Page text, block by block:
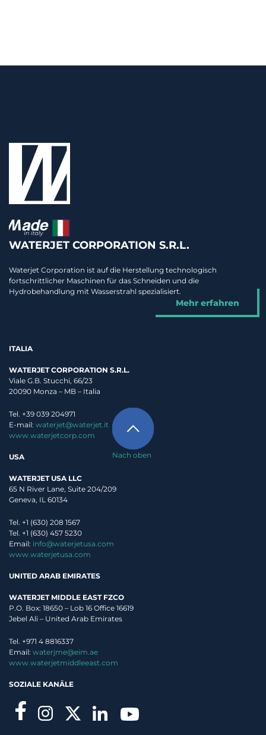
Nach oben
WATERJET CORPORATION S.R.L.
Waterjet Corporation ist auf die Herstellung technologisch
fortschrittlicher Maschinen für das Schneiden und die
Hydrobehandlung mit Wasserstrahl spezialisiert.
Mehr erfahren
ITALIA
WATERJET CORPORATION S.R.L.
Viale G.B. Stucchi, 66/23
20090 Monza – MB – Italia
Tel. +39 039 204971
E-mail: waterjet@waterjet.it
www.waterjetcorp.com
USA
WATERJET USA LLC
65 N River Lane, Suite 204/209
Geneva, IL 60134
Tel. +1 (630) 208 1567
Tel. +1 (630) 457 5230
Email: info@waterjetusa.com
www.waterjetusa.com
UNITED ARAB EMIRATES
WATERJET MIDDLE EAST FZCO
P.O. Box: 18650 – Lob 16 Office 16619
Jebel Ali – United Arab Emirates
Tel. +971 4 8816337
Email: waterjme@eim.ae
www.waterjetmiddleeast.com
SOZIALE KANÄLE